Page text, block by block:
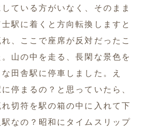
ている方がいなく、そのまま
駅に着くと方向転換しますと
、ここで座席が反対だったこ
山の中を走る、長閑な景色を
田舎駅に停車しました。え
停まるの？と思っていたら、
切符を駅の箱の中に入れて下
なの？昭和にタイムスリップ